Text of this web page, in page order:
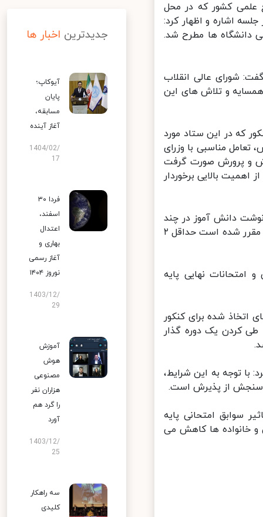
علمی کشور که در محل
اشاره و اظهار کرد:
ها مطرح شد.
شورای عالی انقلاب
و تلاش های این
که در این ستاد مورد
مناسبی با وزرای
و پرورش صورت گرفت
بالایی برخوردار
دانش آموز در چند
ساعت برگزار کنکور، خانواده ها را دچار تنش می کند. برای رفع این اضطراب، مقرر شده است حداقل ۲
و امتحانات نهایی پایه
شده برای کنکور
شدن این سیاست ها در سال ۱۴۰۱ منوط به طی کردن یک دوره گذار
توجه به این شرایط،
سنجش از پذیرش است.
سوابق امتحانی پایه
خانواده ها کاهش می
جدیدترین اخبار ها
آیوکاپ؛
پایان
مسابقه،
آغاز آینده
1404/02/
17
فردا ۳۰
اسفند،
اعتدال
بهاری و
آغاز رسمی
نوروز ۱۴۰۴
1403/12/
29
آموزش
هوش
مصنوعی
هزاران نفر
را گرد هم
آورد
1403/12/
25
سه راهکار
کلیدی